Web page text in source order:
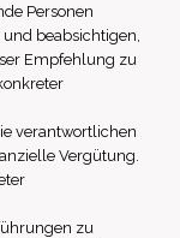
Personen
beabsichtigen,
Empfehlung zu
verantwortlichen
Vergütung.
zu